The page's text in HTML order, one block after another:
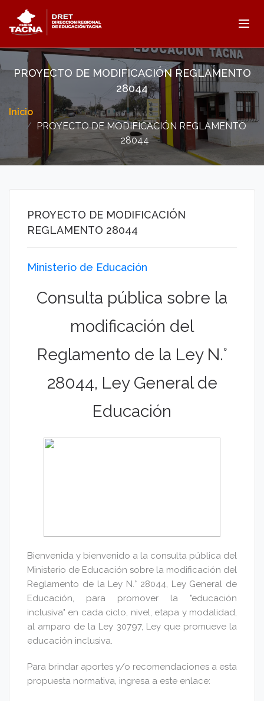
PROYECTO DE MODIFICACIÓN REGLAMENTO
28044
Inicio
PROYECTO DE MODIFICACIÓN REGLAMENTO
28044
PROYECTO DE MODIFICACIÓN
REGLAMENTO 28044
Ministerio de Educación
Consulta pública sobre la
modificación del
Reglamento de la Ley N.°
28044, Ley General de
Educación
Bienvenida y bienvenido a la consulta pública del
Ministerio de Educación sobre la modificación del
Reglamento de la Ley N.° 28044, Ley General de
Educación, para promover la "educación
inclusiva" en cada ciclo, nivel, etapa y modalidad,
al amparo de la Ley 30797, Ley que promueve la
educación inclusiva.
Para brindar aportes y/o recomendaciones a esta
propuesta normativa, ingresa a este enlace: